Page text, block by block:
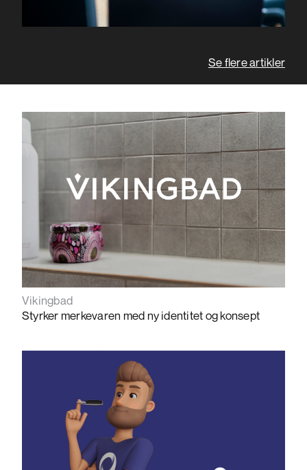
Se flere artikler
Vikingbad
Styrker merkevaren med ny identitet og konsept